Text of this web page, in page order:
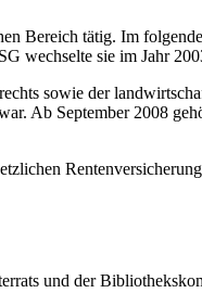
Bereich tätig. Im
wechselte sie im Jahr
sowie der
Ab September 2008
und der